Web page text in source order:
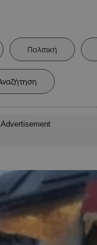
Πολιτική
Advertisement